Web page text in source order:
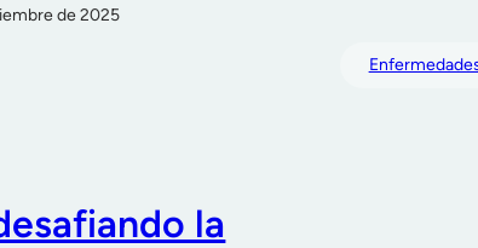
de 2025
la